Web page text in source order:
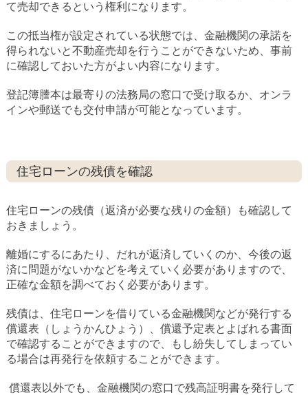
て売却できるという権利になります。
この抵当権が設定されている状態では、金融機関の承諾を
得られないと不動産売却を行うことができないため、事前
に確認しておいた方がよい内容になります。
登記簿謄本は最寄りの法務局の窓口で受け取るか、オンラ
インや郵送でも交付申請が可能となっています。
住宅ローンの残債を確認
住宅ローンの残債（返済が必要な残りの金額）も確認して
おきましょう。
離婚にするにあたり、だれが返済していくのか、今後の返
済に問題がないかなどを考えていく必要がありますので、
正確な金額を調べておく必要があります。
残債は、住宅ローンを借りている金融機関などが発行する
償還表（しょうかんひょう）、償還予定表とよばれる書面
で確認することができますので、もし紛失してしまってい
る場合は再発行を依頼することができます。
償還表以外でも、金融機関の窓口で残高証明書を発行して